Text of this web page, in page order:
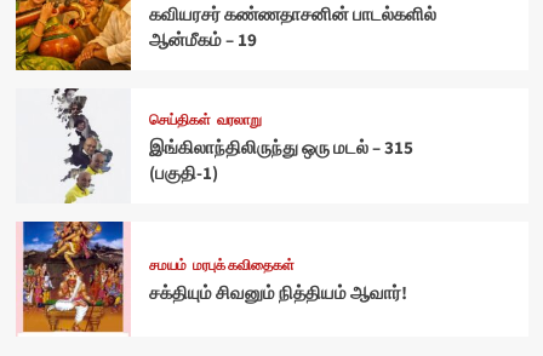
கவியரசர் கண்ணதாசனின் பாடல்களில்
ஆன்மீகம் – 19
செய்திகள் வரலாறு
இங்கிலாந்திலிருந்து ஒரு மடல் – 315
(பகுதி-1)
சமயம் மரபுக் கவிதைகள்
சக்தியும் சிவனும் நித்தியம் ஆவார்!